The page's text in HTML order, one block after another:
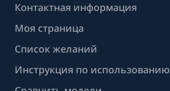
Контактная информация
Моя страница
Список желаний
Инструкция по использованию